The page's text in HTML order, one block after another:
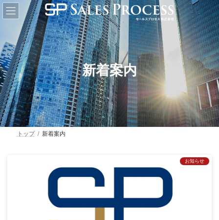
コ
ン
テ
へ
ス
キ
ッ
プ
ナ
ビ
ゲ
ョ
ン
に
移
動
新着案内
トップ 新着案内
お知らせ